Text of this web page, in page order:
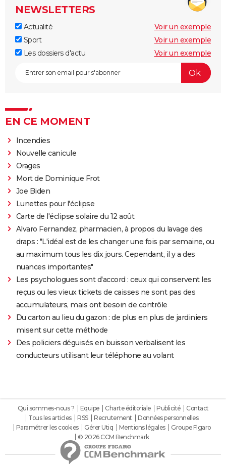
NEWSLETTERS
Actualité
Voir un exemple
Sport
Voir un exemple
Les dossiers d'actu
Voir un exemple
EN CE MOMENT
Incendies
Nouvelle canicule
Orages
Mort de Dominique Frot
Joe Biden
Lunettes pour l'éclipse
Carte de l'éclipse solaire du 12 août
Alvaro Fernandez, pharmacien, à propos du lavage des
draps : "L'idéal est de les changer une fois par semaine, ou
au maximum tous les dix jours. Cependant, il y a des
nuances importantes"
Les psychologues sont d'accord : ceux qui conservent les
reçus ou les vieux tickets de caisses ne sont pas des
accumulateurs, mais ont besoin de contrôle
Du carton au lieu du gazon : de plus en plus de jardiniers
misent sur cette méthode
Des policiers déguisés en buisson verbalisent les
conducteurs utilisant leur téléphone au volant
Qui sommes-nous ? Equipe Charte éditoriale Publicité
Contact
Tous les articles
RSS Recrutement
Données personnelles
Paramétrer les cookies
Gérer Utiq Mentions légales
Groupe Figaro
© 2026 CCM Benchmark